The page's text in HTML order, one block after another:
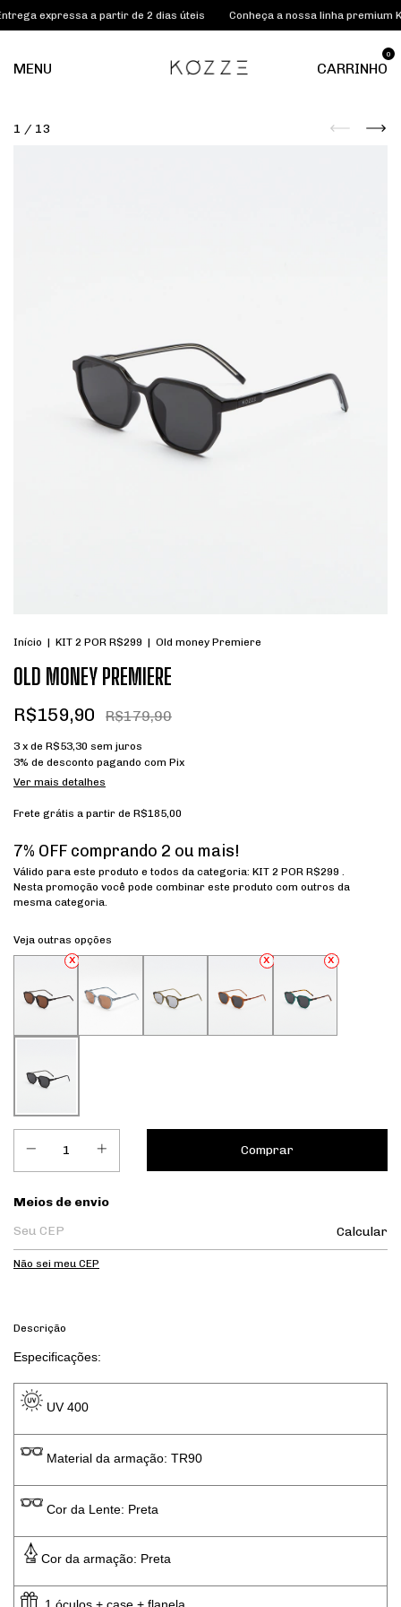
expressa a partir de 2 dias úteis Conheça a nossa linha premium KOZZE
MENU CARRINHO
0
1 / 13
Início | KIT 2 POR R$299 | Old money Premiere
OLD MONEY PREMIERE
R$159,90 R$179,90
3 x de R$53,30 sem juros
3% de desconto pagando com Pix
Ver mais detalhes
Frete grátis a partir de R$185,00
7% OFF comprando 2 ou mais!
Válido para este produto e todos da categoria: KIT 2 POR R$299 .
Nesta promoção você pode combinar este produto com outros da
mesma categoria.
Veja outras opções
Entregas para o CEP:
Meios de envio
Calcular
Não sei meu CEP
Descrição
Especificações:
UV 400
Material da armação: TR90
Cor da Lente: Preta
Cor da armação: Preta
1 óculos + case + flanela